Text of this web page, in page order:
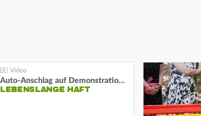
Auto-Anschlag auf Demonstration in München:
LEBENSLANGE HAFT